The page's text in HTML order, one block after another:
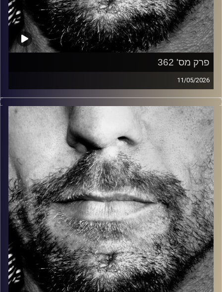
פרק מס' 362
11/05/2026
זיפים, מוזיקה מחוספסת של הופעות חיות. הרבה ג'אם, רוק,
בלוז, bluegrass, ג'אז, Fאנק, פרוגרסיב ואפילו אלקטרוניקה.
כל מה שחי, אמיתי ונושם.
עם שמוליק רגב.
קרדיט תמונות: David Goehring